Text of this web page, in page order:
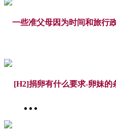
一些准父母因为时间和旅行
[H2]捐卵有什么要求-卵妹